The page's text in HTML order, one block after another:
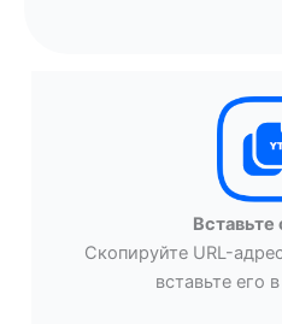
Скопируйте URL-
вставьте его